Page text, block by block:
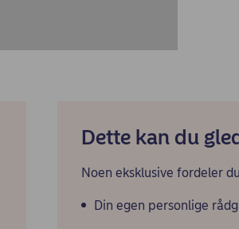
Dette kan du
Noen eksklusive fordeler
Din egen personlige